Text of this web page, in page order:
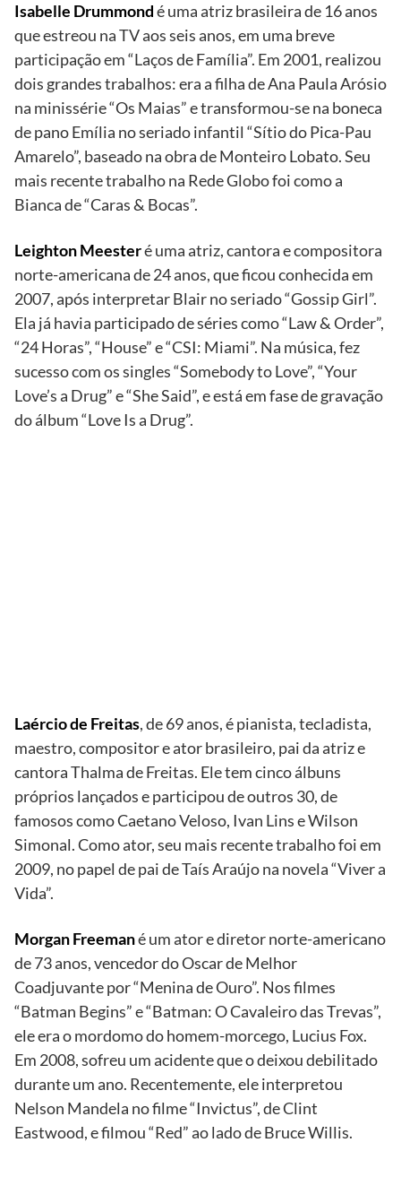
Isabelle Drummondé uma atriz brasileira de 16 anos
que estreou na TV aos seis anos, em uma breve
participação em “Laços de Família”. Em 2001, realizou
dois grandes trabalhos: era a filha de Ana Paula Arósio
na minissérie “Os Maias” e transformou-se na boneca
de pano Emília no seriado infantil “Sítio do Pica-Pau
Amarelo”, baseado na obra de Monteiro Lobato. Seu
mais recente trabalho na Rede Globo foi como a
Bianca de “Caras & Bocas”.
Leighton Meesteré uma atriz, cantora e compositora
norte-americana de 24 anos, que ficou conhecida em
2007, após interpretar Blair no seriado “Gossip Girl”.
Ela já havia participado de séries como “Law & Order”,
“24 Horas”, “House” e “CSI: Miami”. Na música, fez
sucesso com os singles “Somebody to Love”, “Your
Love’s a Drug” e “She Said”, e está em fase de gravação
do álbum “Love Is a Drug”.
Laércio de Freitas, de 69 anos, é pianista, tecladista,
maestro, compositor e ator brasileiro, pai da atriz e
cantora Thalma de Freitas. Ele tem cinco álbuns
próprios lançados e participou de outros 30, de
famosos como Caetano Veloso, Ivan Lins e Wilson
Simonal. Como ator, seu mais recente trabalho foi em
2009, no papel de pai de Taís Araújo na novela “Viver a
Vida”.
Morgan Freemané um ator e diretor norte-americano
de 73 anos, vencedor do Oscar de Melhor
Coadjuvante por “Menina de Ouro”. Nos filmes
“Batman Begins” e “Batman: O Cavaleiro das Trevas”,
ele era o mordomo do homem-morcego, Lucius Fox.
Em 2008, sofreu um acidente que o deixou debilitado
durante um ano. Recentemente, ele interpretou
Nelson Mandela no filme “Invictus”, de Clint
Eastwood, e filmou “Red” ao lado de Bruce Willis.